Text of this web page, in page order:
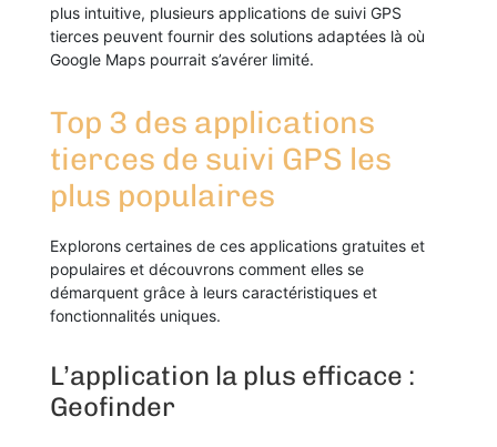
plus intuitive, plusieurs applications de suivi GPS
tierces peuvent fournir des solutions adaptées là où
Google Maps pourrait s’avérer limité.
Top 3 des applications
tierces de suivi GPS les
plus populaires
Explorons certaines de ces applications gratuites et
populaires et découvrons comment elles se
démarquent grâce à leurs caractéristiques et
fonctionnalités uniques.
L’application la plus efficace :
Geofinder